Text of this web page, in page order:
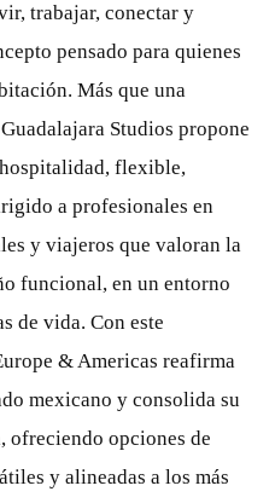
trabajar, conectar y
pensado para quienes
Más que una
Studios propone
flexible,
a profesionales en
y viajeros que valoran la
funcional, en un entorno
de vida. Con este
& Americas reafirma
mexicano y consolida su
ofreciendo opciones de
y alineadas a los más